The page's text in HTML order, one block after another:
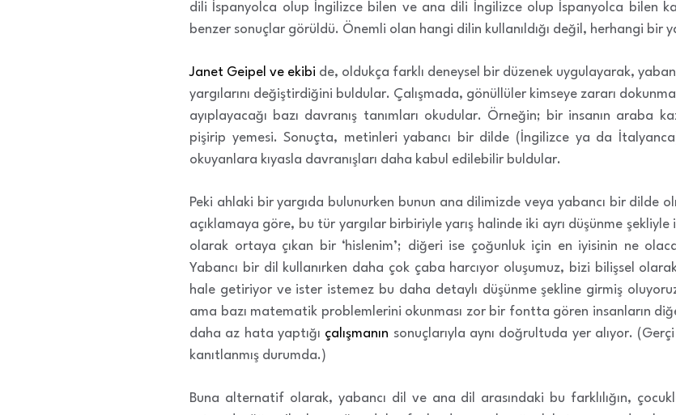
dili İspanyolca olup İngilizce bilen ve ana dili İngilizce olup İspanyolca bilen
benzer sonuçlar görüldü. Önemli olan hangi dilin kullanıldığı değil, herhangi bir
Janet Geipel ve ekibi de, oldukça farklı deneysel bir düzenek uygulayarak,
yargılarını değiştirdiğini buldular. Çalışmada, gönüllüler kimseye zararı
ayıplayacağı bazı davranış tanımları okudular. Örneğin; bir insanın araba
pişirip yemesi. Sonuçta, metinleri yabancı bir dilde (İngilizce ya da
okuyanlara kıyasla davranışları daha kabul edilebilir buldular.
Peki ahlaki bir yargıda bulunurken bunun ana dilimizde veya yabancı bir dilde
açıklamaya göre, bu tür yargılar birbiriyle yarış halinde iki ayrı düşünme şekliyle
olarak ortaya çıkan bir ‘hislenim’; diğeri ise çoğunluk için en iyisinin ne
Yabancı bir dil kullanırken daha çok çaba harcıyor oluşumuz, bizi bilişsel
hale getiriyor ve ister istemez bu daha detaylı düşünme şekline girmiş
ama bazı matematik problemlerini okunması zor bir fontta gören insanların
daha az hata yaptığı çalışmanın sonuçlarıyla aynı doğrultuda yer alıyor. (Gerçi
kanıtlanmış durumda.)
Buna alternatif olarak, yabancı dil ve ana dil arasındaki bu farklılığın,